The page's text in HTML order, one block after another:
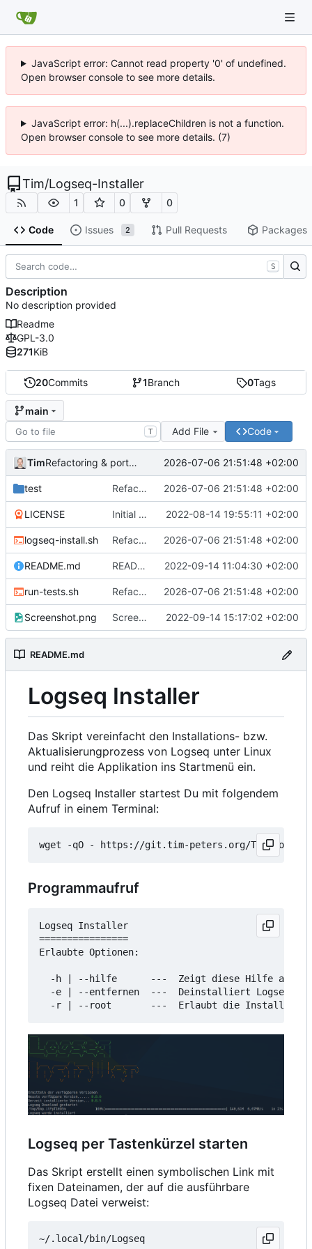
JavaScript error: Cannot read property '0' of undefined.
Open browser console to see more details.
JavaScript error: h(...).replaceChildren is not a function.
Open browser console to see more details. (7)
Tim/Logseq-Installer
1 0 0
Code Issues 2 Pull Requests Packages
20Commits 1Branch 0Tags
main
T Add File Code
Tim Refactoring & portable Testpfade 2026-07-06 21:51:48 +02:00
test Refactoring & portable Testpfade 2026-07-06 21:51:48 +02:00
LICENSE Initial commit 2022-08-14 19:55:11 +02:00
logseq-install.sh Refactoring & portable Testpfade 2026-07-06 21:51:48 +02:00
README.md README um Hinweis auf symbolischen Link ergänzt 2022-09-14 11:04:30 +02:00
run-tests.sh Refactoring & portable Testpfade 2026-07-06 21:51:48 +02:00
Screenshot.png Screenshot erneuert 2022-09-14 15:17:02 +02:00
README.md
Logseq Installer
Das Skript vereinfacht den Installations- bzw.
Aktualisierungprozess von Logseq unter Linux
und reiht die Applikation ins Startmenü ein.
Den Logseq Installer startest Du mit folgendem
Aufruf in einem Terminal:
wget -qO - https://git.tim-peters.org/Tim/
Programmaufruf
Logseq Installer
================
Erlaubte Optionen:
  -h | --hilfe      ---  Zeigt diese Hilfe an
  -e | --entfernen  ---  Deinstalliert Logseq
Logseq per Tastenkürzel starten
Das Skript erstellt einen symbolischen Link mit
fixen Dateinamen, der auf die ausführbare
Logseq Datei verweist:
S
Description
No description provided
Readme
GPL-3.0
271KiB